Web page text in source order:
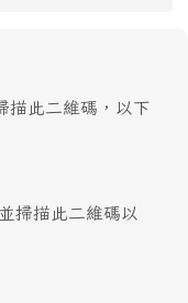
描此二維碼，以下
掃描此二維碼以